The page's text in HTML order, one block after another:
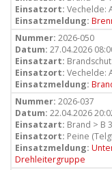
Einsatzort: Vechelde:
Einsatzmeldung:
Nummer: 2026-050
Datum: 27.04.2026
Einsatzart:
Einsatzort: Vechelde:
Einsatzmeldung:
Nummer: 2026-037
Datum: 22.04.2026
Einsatzart: Brand > B 3
Einsatzort: Peine
Einsatzmeldung:
Drehleitergruppe